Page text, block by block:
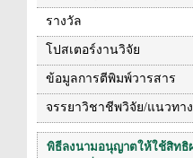
รางวัล
โปสเตอร์งานวิจัย
ข้อมูลการตีพิมพ์วารสาร
จรรยาวิชาชีพวิจัย/แนวทา
พิธีลงนามอนุญาตให้ใช้สิทธิ